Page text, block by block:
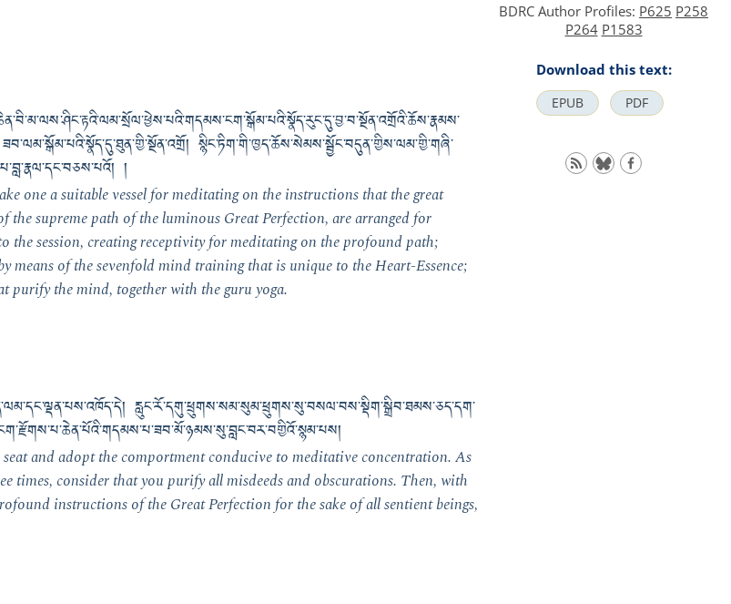
སྙིང་ཏིག་གི་ཁྱད་ཆོས་སེམས་སྦྱོང་བདུན་གྱིས་ལམ་གྱི་གཞི་
།
one a suitable vessel for meditating on the instructions that the great
supreme path of the luminous Great Perfection, are arranged for
the session, creating receptivity for meditating on the profound path;
means of the sevenfold mind training that is unique to the Heart-Essence;
purify the mind, together with the guru yoga.
རླུང་རོ་དགུ་ཕྲུགས་སམ་སུམ་ཕྲུགས་སུ་བསལ་བས་སྡིག་སྒྲིབ་ཐམས་ཅད་དག་
and adopt the comportment conducive to meditative concentration. As
times, consider that you purify all misdeeds and obscurations. Then, with
instructions of the Great Perfection for the sake of all sentient beings,
BDRC Author Profiles: P625 P258
P264 P1583
Download this text:
EPUB PDF